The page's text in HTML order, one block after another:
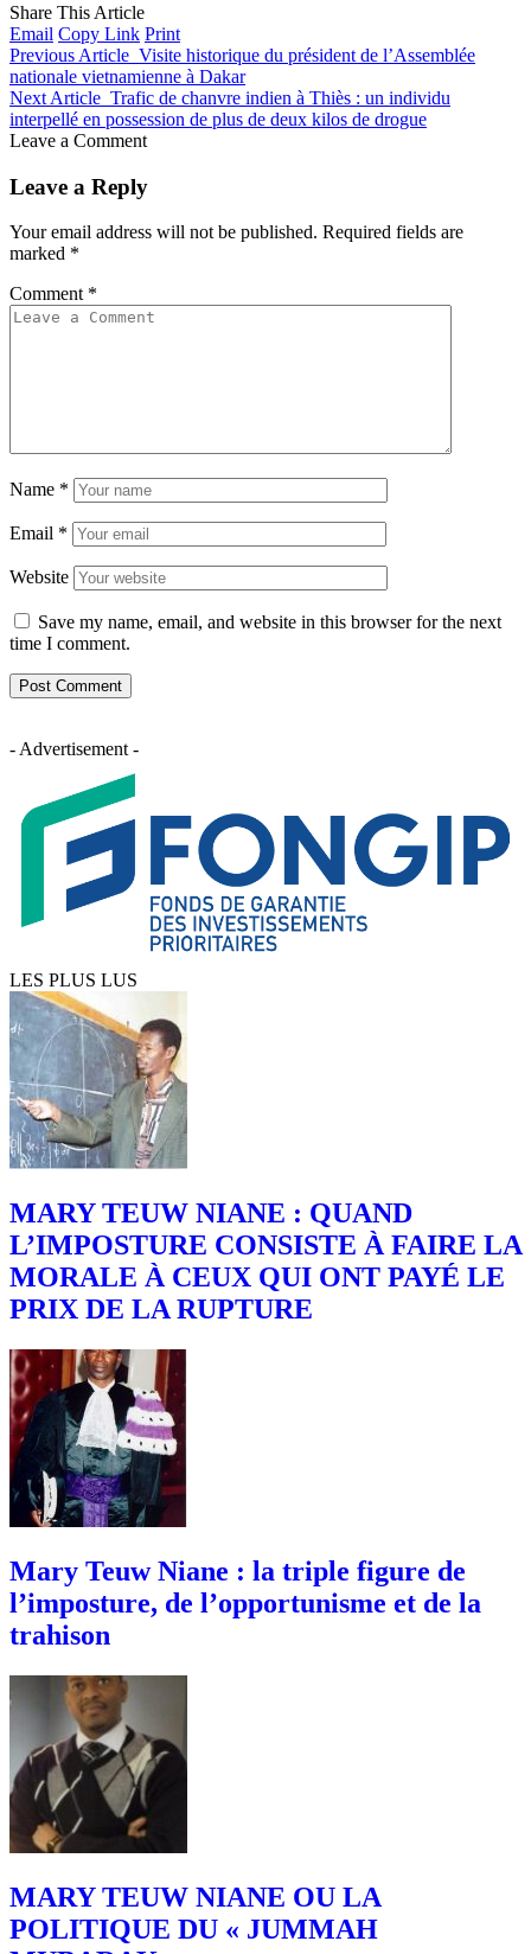
Share This Article
Email Copy Link Print
Previous Article Visite historique du président de l’Assemblée
nationale vietnamienne à Dakar
Next Article Trafic de chanvre indien à Thiès : un individu
interpellé en possession de plus de deux kilos de drogue
Leave a Comment
Leave a Reply
Your email address will not be published. Required fields are
marked *
Comment *
Name *
Email *
Website
Save my name, email, and website in this browser for the next
time I comment.
- Advertisement -
LES PLUS LUS
MARY TEUW NIANE : QUAND
L’IMPOSTURE CONSISTE À FAIRE LA
MORALE À CEUX QUI ONT PAYÉ LE
PRIX DE LA RUPTURE
Mary Teuw Niane : la triple figure de
l’imposture, de l’opportunisme et de la
trahison
MARY TEUW NIANE OU LA
POLITIQUE DU « JUMMAH